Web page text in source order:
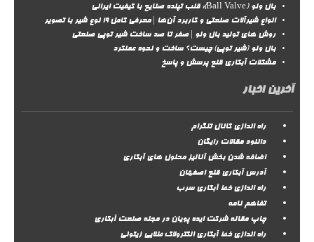
بال ولو (Ball Valve): قلب تپنده صنایع با کیفیت ایرانی
انواع شیرآلات صنعتی و کاربرد آن‌ها | معرفی کامل ۱۹ نوع شیر با تصویر
روش‌ های تولید بال ولو | صفر تا صد ساخت شیر توپی صنعتی
بال ولو (شیر توپی) چیست؟ ساخت و نحوه عملکرد
مشکلات آبکاری قلع پرسش و پاسخ
آخرین اخبار
راه اندازی کانال تلگرام
دانلود مقالات رایگان
اضافه شدن بخش آنالیز محلول های آبکاری
آدرس آبکاری قلع اصفهان
راه اندازی خط آبکاری سرب
تفاهم نامه
چاپ مقاله شرکت ایده پویان در مجله صنعت آبکاری
راه اندازی خط آبکاری الکترولاک طلایی زیتونی